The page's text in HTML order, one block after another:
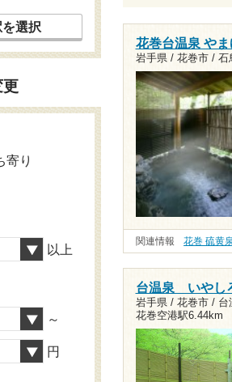
花巻台温泉 や
岩手県 / 花巻市 / 石
関連情報 花巻 硫黄
台温泉 いやし
岩手県 / 花巻市 / 台
花巻空港駅6.44km
選択
寄り
以上
～
円